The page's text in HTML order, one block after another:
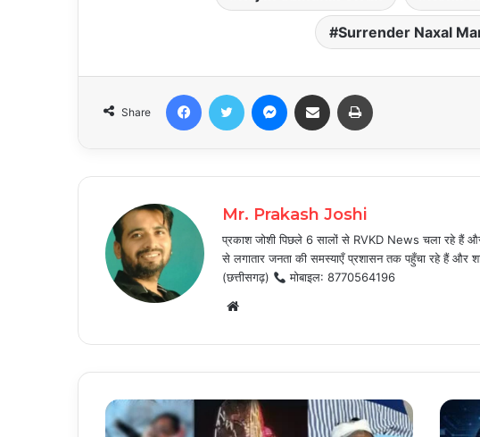
Surrender Naxal
Share
FacebookTwitter Messenger
Share via Email
Mr. Prakash Joshi
प्रकाश जोशी पिछले 6 सालों से RVKD News चला रहे हैं
से लगातार जनता की समस्याएँ प्रशासन तक पहुँचा रहे हैं और
(छत्तीसगढ़)
मोबाइल: 8770564196
Website